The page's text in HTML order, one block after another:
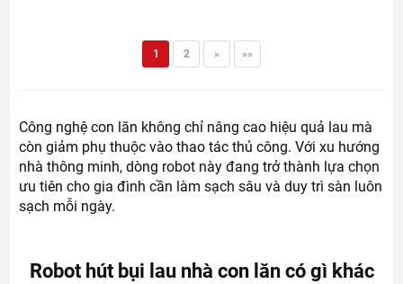
1 2 » »»
Công nghệ con lăn không chỉ nâng cao hiệu quả lau mà
còn giảm phụ thuộc vào thao tác thủ công. Với xu hướng
nhà thông minh, dòng robot này đang trở thành lựa chọn
ưu tiên cho gia đình cần làm sạch sâu và duy trì sàn luôn
sạch mỗi ngày.
Robot hút bụi lau nhà con lăn có gì khác